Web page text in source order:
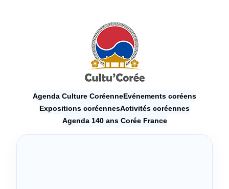
Agenda Culture CoréenneEvénements coréens
Expositions coréennesActivités coréennes
Agenda 140 ans Corée France